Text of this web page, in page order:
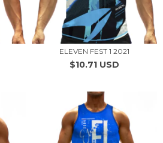
ELEVEN FEST 1 2021
$10.71 USD